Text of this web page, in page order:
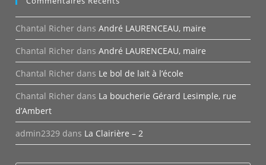
Chantal Richer dansAndré LAURENCEAU, maire
Chantal Richer dansAndré LAURENCEAU, maire
Chantal Richer dans Le bol de lait à l’école
Chantal Richer dans La boucherie Gérard Lesimple, rue
d’Ambert
admin2329 dans La Clairière – 2